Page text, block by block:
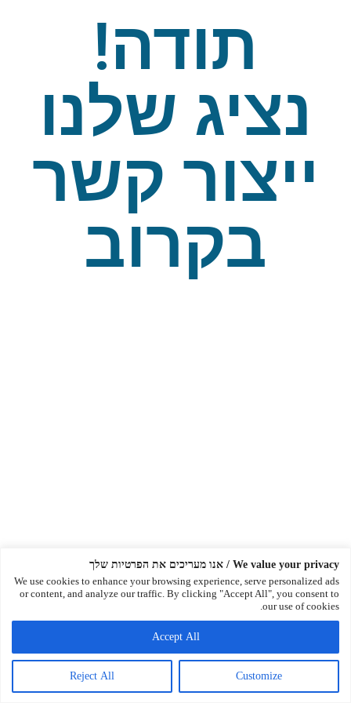
We value your privacy / אנו מעריכים את הפרטיות שלך
We use cookies to enhance your browsing experience, serve personalized ads
or content, and analyze our traffic. By clicking "Accept All", you consent to
our use of cookies.
Customize
Reject All
Accept All
תודה!
נציג שלנו
ייצור קשר
בקרוב